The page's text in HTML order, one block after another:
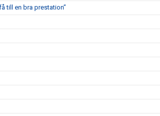
till en bra prestation”